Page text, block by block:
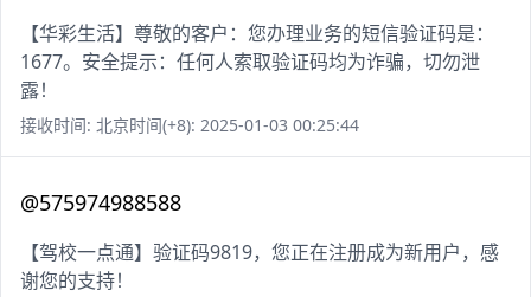
【华彩生活】尊敬的客户：您办理业务的短信验证码是：
1677。安全提示：任何人索取验证码均为诈骗，切勿泄
露！
接收时间: 北京时间(+8): 2025-01-03 00:25:44
@575974988588
【驾校一点通】验证码9819，您正在注册成为新用户，感
谢您的支持！